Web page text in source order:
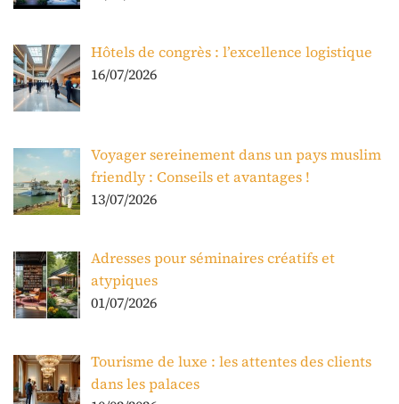
Hôtels de congrès : l’excellence logistique
16/07/2026
Voyager sereinement dans un pays muslim
friendly : Conseils et avantages !
13/07/2026
Adresses pour séminaires créatifs et
atypiques
01/07/2026
Tourisme de luxe : les attentes des clients
dans les palaces